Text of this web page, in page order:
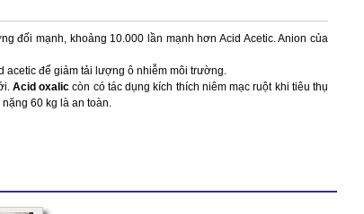
đối mạnh, khoảng 10.000 lần mạnh hơn Acid Acetic. Anion của
để giảm tải lượng ô nhiễm môi trường.
Acid oxaliccòn có tác dụng kích thích niêm mạc ruột khi tiêu thụ
60 kg là an toàn.